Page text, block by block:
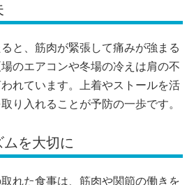
と、筋肉が緊張して痛みが強まる
のエアコンや冬場の冷えは肩の不
れています。上着やストールを活
り入れることが予防の一歩です。
ムを大切に
れた食事は、筋肉や関節の働きを